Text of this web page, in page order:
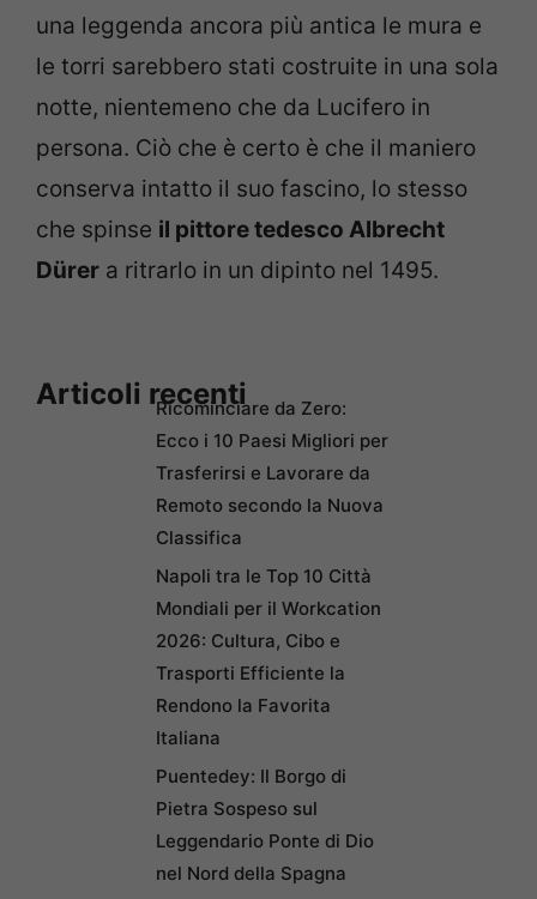
una leggenda ancora più antica le mura e
le torri sarebbero stati costruite in una sola
notte, nientemeno che da Lucifero in
persona. Ciò che è certo è che il maniero
conserva intatto il suo fascino, lo stesso
che spinse il pittore tedesco Albrecht
Dürer a ritrarlo in un dipinto nel 1495.
Articoli recentiRicominciare da Zero:
Ecco i 10 Paesi Migliori per
Trasferirsi e Lavorare da
Remoto secondo la Nuova
Classifica
Napoli tra le Top 10 Città
Mondiali per il Workcation
2026: Cultura, Cibo e
Trasporti Efficiente la
Rendono la Favorita
Italiana
Puentedey: Il Borgo di
Pietra Sospeso sul
Leggendario Ponte di Dio
nel Nord della Spagna